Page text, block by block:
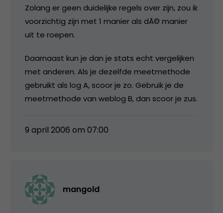
Zolang er geen duidelijke regels over zijn, zou ik
voorzichtig zijn met 1 manier als dÃ© manier
uit te roepen.
Daarnaast kun je dan je stats echt vergelijken
met anderen. Als je dezelfde meetmethode
gebruikt als log A, scoor je zo. Gebruik je de
meetmethode van weblog B, dan scoor je zus.
9 april 2006 om 07:00
mangold